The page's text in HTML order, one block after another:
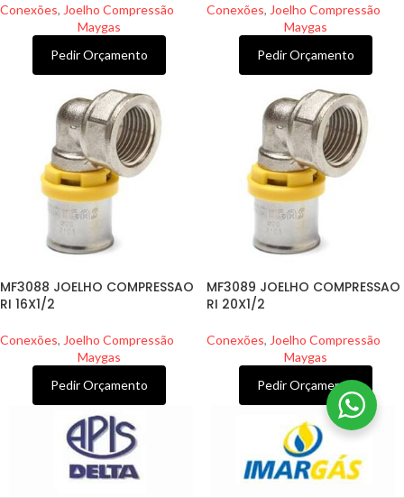
Conexões, Joelho Compressão
Maygas
Pedir Orçamento
Conexões, Joelho Compressão
Maygas
Pedir Orçamento
MF3088 JOELHO COMPRESSAO
RI 16X1/2
Conexões, Joelho Compressão
Maygas
Pedir Orçamento
MF3089 JOELHO COMPRESSAO
RI 20X1/2
Conexões, Joelho Compressão
Maygas
Pedir Orçamento